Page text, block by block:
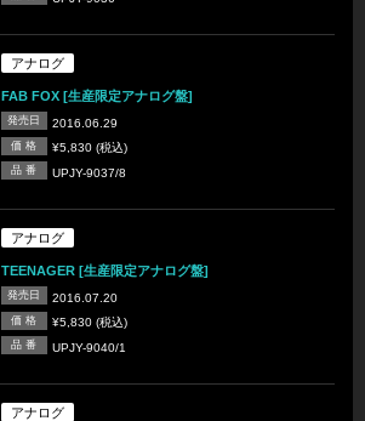
アナログ
FAB FOX [生産限定アナログ盤]
発売日 2016.06.29
価 格 ¥5,830 (税込)
品 番 UPJY-9037/8
アナログ
TEENAGER [生産限定アナログ盤]
発売日 2016.07.20
価 格 ¥5,830 (税込)
品 番 UPJY-9040/1
アナログ